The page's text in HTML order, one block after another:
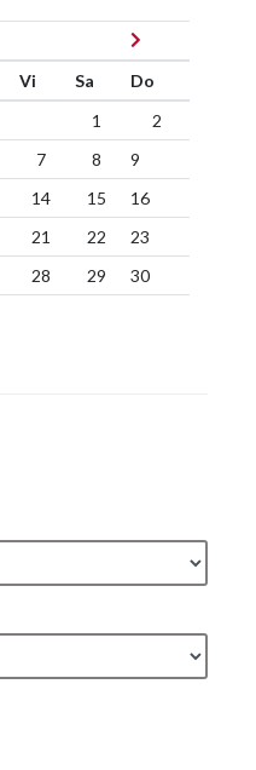
Vi Sa
Do
1
2
7 8
9
14 15
16
21 22
23
28 29
30